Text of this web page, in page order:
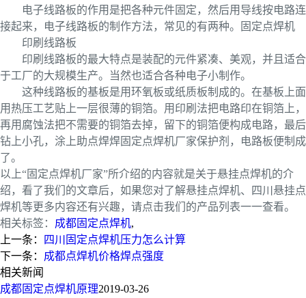
电子线路板的作用是把各种元件固定，然后用导线按电路连
接起来，电子线路板的制作方法，常见的有两种。固定点焊机
印刷线路板
印刷线路板的最大特点是装配的元件紧凑、美观，并且适合
于工厂的大规模生产。当然也适合各种电子小制作。
这种线路板的基板是用环氧板或纸质板制成的。在基板上面
用热压工艺贴上一层很薄的铜箔。用印刷法把电路印在铜箔上，
再用腐蚀法把不需要的铜箔去掉，留下的铜箔便构成电路，最后
钻上小孔，涂上助点焊焊固定点焊机厂家保护剂，电路板便制成
了。
以上“固定点焊机厂家”所介绍的内容就是关于悬挂点焊机的介
绍，看了我们的文章后，如果您对了解悬挂点焊机、四川悬挂点
焊机等更多内容还有兴趣，请点击我们的产品列表一一查看。
相关标签： 成都固定点焊机,
上一条：
四川固定点焊机压力怎么计算
下一条： 成都点焊机价格焊点强度
相关新闻
成都固定点焊机原理2019-03-26